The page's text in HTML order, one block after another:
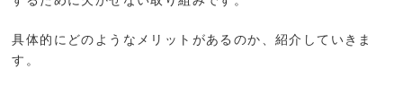
具体的にどのようなメリットがあるのか、紹介していきま
す。